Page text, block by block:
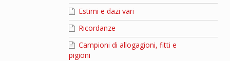
Estimi e dazi vari
Ricordanze
Campioni di allogagioni, fitti e
pigioni